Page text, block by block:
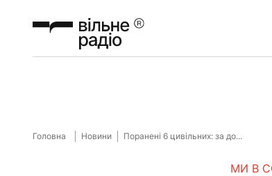
Головна Новини Поранені 6 цивільних: за до...
МИ В